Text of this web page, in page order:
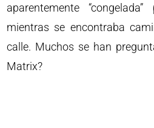
aparentemente
mientras se encontraba
calle. Muchos se han
Matrix?